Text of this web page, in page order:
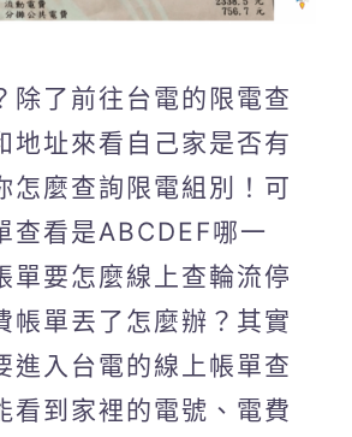
除了前往台電的限電查
地址來看自己家是否有
怎麼查詢限電組別！可
查看是ABCDEF哪一
單要怎麼線上查輪流停
帳單丟了怎麼辦？其實
進入台電的線上帳單查
看到家裡的電號、電費